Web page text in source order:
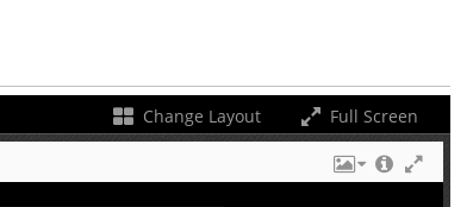
Change Layout Full Screen